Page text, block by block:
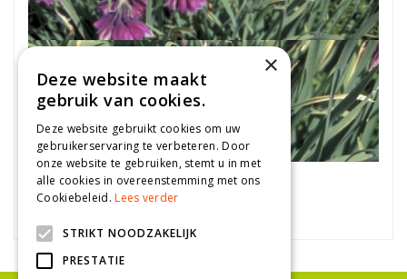
Sierui
Allium insubricum
×
Deze website maakt
gebruik van cookies.
Deze website gebruikt cookies om uw
gebruikerservaring te verbeteren. Door
onze website te gebruiken, stemt u in met
alle cookies in overeenstemming met ons
Cookiebeleid.Lees verder
STRIKT NOODZAKELIJK
PRESTATIE